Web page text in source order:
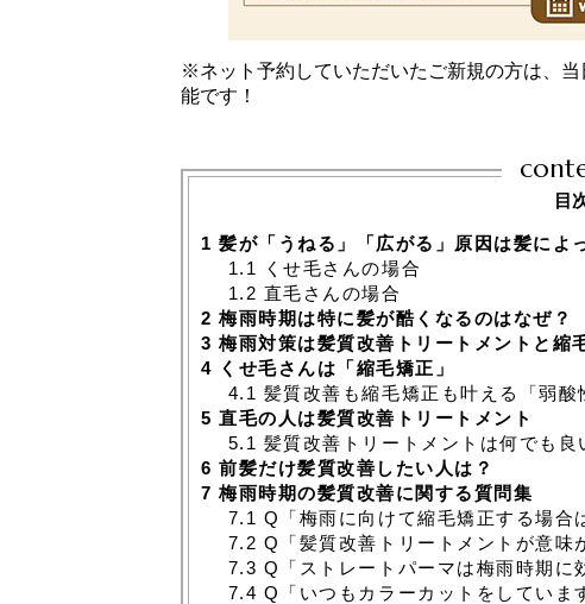
※ネット予約していただいたご新規の方は、
能です！
目
1 髪が「うねる」「広がる」原因は髪によ
1.1
くせ毛さんの場合
1.2 直毛さんの場合
2 梅雨時期は特に髪が酷くなるのはなぜ？
3 梅雨対策は髪質改善トリートメントと縮
4 くせ毛さんは「縮毛矯正」
4.1 髪質改善も縮毛矯正も叶える「弱酸
5 直毛の人は髪質改善トリートメント
5.1 髪質改善トリートメントは何でも良
6 前髪だけ髪質改善したい人は？
7 梅雨時期の髪質改善に関する質問集
7.1 Q「梅雨に向けて縮毛矯正する場合
7.2 Q「髪質改善トリートメントが意味
7.3 Q「ストレートパーマは梅雨時期に
7.4 Q「いつもカラーカットをしていま